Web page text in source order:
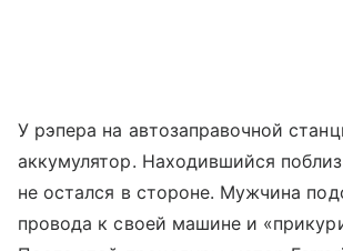
У рэпера на автозаправочной
аккумулятор. Находившийся
не остался в стороне. Мужчина
провода к своей машине и